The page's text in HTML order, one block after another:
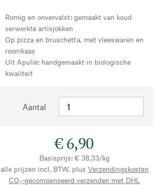
Romig en onvervalst: gemaakt van koud
verwerkte artisjokken
Op pizza en bruschetta, met vleeswaren en
roomkaas
Uit Apulië: handgemaakt in biologische
kwaliteit
Aantal
€ 6,90
Basisprijs: € 38,33/kg
alle prijzen incl. BTW, plus Verzendingskosten
CO₂-gecompenseerd verzenden met DHL